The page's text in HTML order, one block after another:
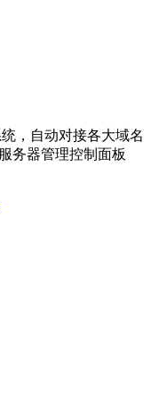
，自动对接各大域名
务器管理控制面板